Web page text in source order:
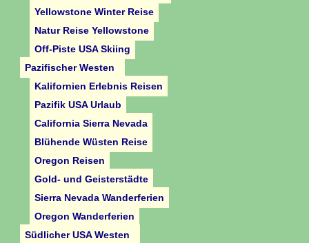
Yellowstone Winter Reise
Natur Reise Yellowstone
Off-Piste USA Skiing
Pazifischer Westen
Kalifornien Erlebnis Reisen
Pazifik USA Urlaub
California Sierra Nevada
Blühende Wüsten Reise
Oregon Reisen
Gold- und Geisterstädte
Sierra Nevada Wanderferien
Oregon Wanderferien
Südlicher USA Westen